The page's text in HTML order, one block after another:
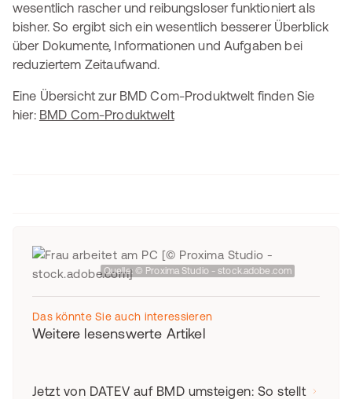
wesentlich rascher und reibungsloser funktioniert als
bisher. So ergibt sich ein wesentlich besserer Überblick
über Dokumente, Informationen und Aufgaben bei
reduziertem Zeitaufwand.
Eine Übersicht zur BMD Com-Produktwelt finden Sie
hier: BMD Com-Produktwelt
Quelle: © Proxima Studio - stock.adobe.com
Das könnte Sie auch interessieren
Weitere lesenswerte Artikel
Jetzt von DATEV auf BMD umsteigen: So stellt